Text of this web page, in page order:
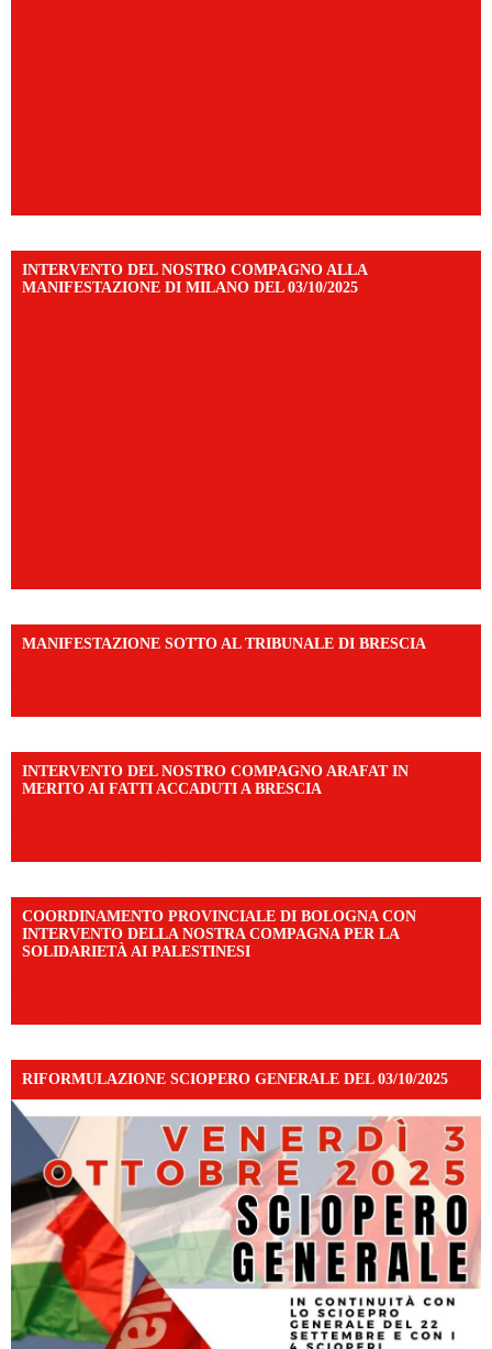
INTERVENTO DEL NOSTRO COMPAGNO ALLA
MANIFESTAZIONE DI MILANO DEL 03/10/2025
MANIFESTAZIONE SOTTO AL TRIBUNALE DI BRESCIA
INTERVENTO DEL NOSTRO COMPAGNO ARAFAT IN
MERITO AI FATTI ACCADUTI A BRESCIA
COORDINAMENTO PROVINCIALE DI BOLOGNA CON
INTERVENTO DELLA NOSTRA COMPAGNA PER LA
SOLIDARIETÀ AI PALESTINESI
RIFORMULAZIONE SCIOPERO GENERALE DEL 03/10/2025